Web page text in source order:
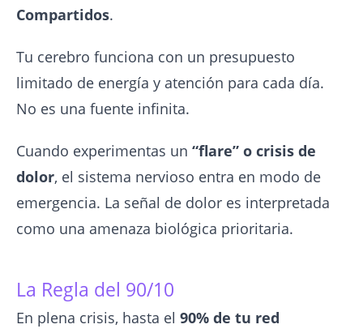
Compartidos.
Tu cerebro funciona con un presupuesto
limitado de energía y atención para cada día.
No es una fuente infinita.
Cuando experimentas un “flare” o crisis de
dolor, el sistema nervioso entra en modo de
emergencia. La señal de dolor es interpretada
como una amenaza biológica prioritaria.
La Regla del 90/10
En plena crisis, hasta el 90% de tu red